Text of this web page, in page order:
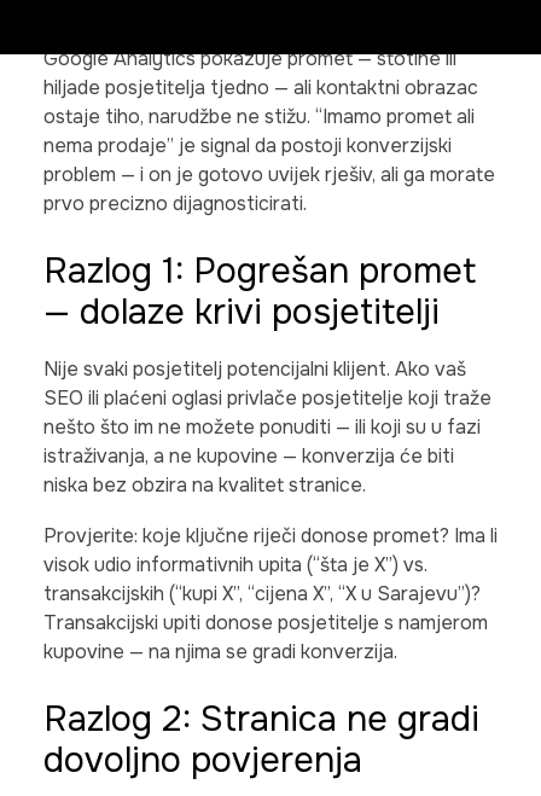
Google Analytics pokazuje promet — stotine ili
hiljade posjetitelja tjedno — ali kontaktni obrazac
ostaje tiho, narudžbe ne stižu. “Imamo promet ali
nema prodaje” je signal da postoji konverzijski
problem — i on je gotovo uvijek rješiv, ali ga morate
prvo precizno dijagnosticirati.
Razlog 1: Pogrešan promet
— dolaze krivi posjetitelji
Nije svaki posjetitelj potencijalni klijent. Ako vaš
SEO ili plaćeni oglasi privlače posjetitelje koji traže
nešto što im ne možete ponuditi — ili koji su u fazi
istraživanja, a ne kupovine — konverzija će biti
niska bez obzira na kvalitet stranice.
Provjerite: koje ključne riječi donose promet? Ima li
visok udio informativnih upita (“šta je X”) vs.
transakcijskih (“kupi X”, “cijena X”, “X u Sarajevu”)?
Transakcijski upiti donose posjetitelje s namjerom
kupovine — na njima se gradi konverzija.
Razlog 2: Stranica ne gradi
dovoljno povjerenja